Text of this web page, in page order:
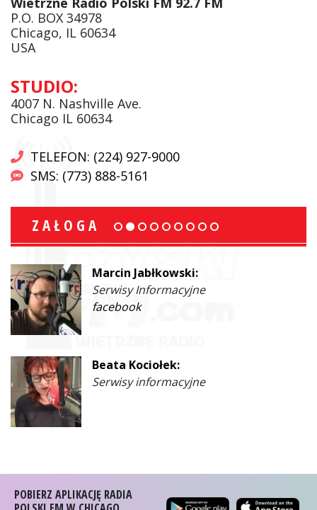
P.O. BOX 34978
Chicago, IL 60634
USA
STUDIO:
4007 N. Nashville Ave.
Chicago IL 60634
TELEFON: (224) 927-9000
SMS: (773) 888-5161
ZAŁOGA
Marcin Jabłkowski:
Serwisy Informacyjne
facebook
Beata Kociołek:
Serwisy informacyjne
POBIERZ APLIKACJĘ RADIA